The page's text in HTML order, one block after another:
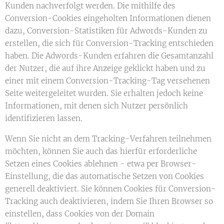
Kunden nachverfolgt werden. Die mithilfe des
Conversion-Cookies eingeholten Informationen dienen
dazu, Conversion-Statistiken für Adwords-Kunden zu
erstellen, die sich für Conversion-Tracking entschieden
haben. Die Adwords-Kunden erfahren die Gesamtanzahl
der Nutzer, die auf ihre Anzeige geklickt haben und zu
einer mit einem Conversion-Tracking-Tag versehenen
Seite weitergeleitet wurden. Sie erhalten jedoch keine
Informationen, mit denen sich Nutzer persönlich
identifizieren lassen.
Wenn Sie nicht an dem Tracking-Verfahren teilnehmen
möchten, können Sie auch das hierfür erforderliche
Setzen eines Cookies ablehnen - etwa per Browser-
Einstellung, die das automatische Setzen von Cookies
generell deaktiviert. Sie können Cookies für Conversion-
Tracking auch deaktivieren, indem Sie Ihren Browser so
einstellen, dass Cookies von der Domain